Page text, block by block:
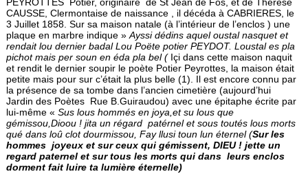
PEYROTTES Potier, originaire de St Jean de Fos, et de Thérèse
CAUSSE, Clermontaise de naissance , il décéda à CABRIERES, le
3 Juillet 1858. Sur sa maison natale (à l’intérieur de l’enclos ) une
plaque en marbre indique »Ayssi dédins aquel oustal nasquet et
rendait lou dernier badal Lou Poëte potier PEYDOT. Loustal es pla
pichot mais per soun en éda pla bel ( Içi dans cette maison naquit
et rendit le dernier soupir le poète Potier Peyrottes, la maison était
petite mais pour sur c’était la plus belle (1). Il est encore connu par
la présence de sa tombe dans l’ancien cimetière (aujourd’hui
Jardin des Poètes Rue B.Guiraudou) avec une épitaphe écrite par
lui-même « Sus lous hommés en joya,et su lous que
gémissou,Dioou ! jita un régard patérnel et sous toutés lous morts
qué dans loû clot dourmissou, Fay llusi toun lun éternel (Sur les
hommes joyeux et sur ceux qui gémissent, DIEU ! jette un
regard paternel et sur tous les morts qui dans leurs enclos
dorment fait luire ta lumière éternelle)